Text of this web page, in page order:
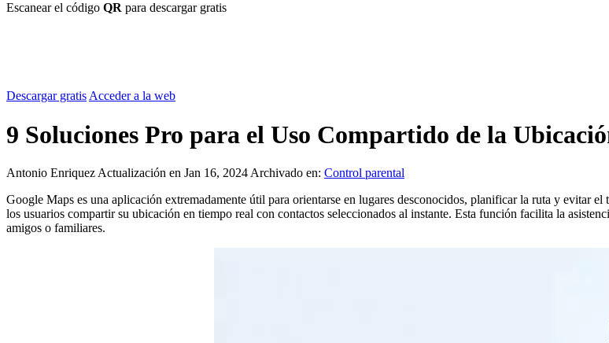
Escanear el código QR para descargar gratis
Descargar gratisAcceder a la web
9 Soluciones Pro para el Uso Compartido de la
Antonio Enriquez Actualización en Jan 16, 2024 Archivado en: Control parental
Google Maps es una aplicación extremadamente útil para orientarse en lugares desconocidos, planificar la ruta y evitar
los usuarios compartir su ubicación en tiempo real con contactos seleccionados al instante. Esta función facilita la
amigos o familiares.